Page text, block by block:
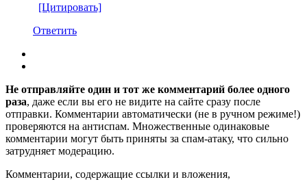
[Цитировать]
Ответить
Не отправляйте один и тот же комментарий более одного
раза, даже если вы его не видите на сайте сразу после
отправки. Комментарии автоматически (не в ручном режиме!)
проверяются на антиспам. Множественные одинаковые
комментарии могут быть приняты за спам-атаку, что сильно
затрудняет модерацию.
Комментарии, содержащие ссылки и вложения,